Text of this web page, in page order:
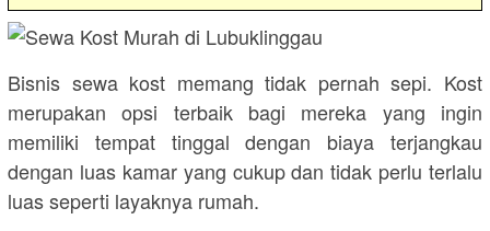
Bisnis sewa kost memang tidak pernah sepi. Kost
merupakan opsi terbaik bagi mereka yang ingin
memiliki tempat tinggal dengan biaya terjangkau
dengan luas kamar yang cukup dan tidak perlu terlalu
luas seperti layaknya rumah.